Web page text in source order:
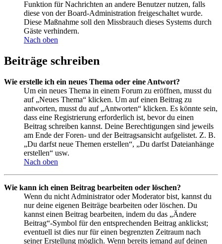
Funktion für Nachrichten an andere Benutzer nutzen, falls
diese von der Board-Administration freigeschaltet wurde.
Diese Maßnahme soll den Missbrauch dieses Systems durch
Gäste verhindern.
Nach oben
Beiträge schreiben
Wie erstelle ich ein neues Thema oder eine Antwort?
Um ein neues Thema in einem Forum zu eröffnen, musst du
auf „Neues Thema“ klicken. Um auf einen Beitrag zu
antworten, musst du auf „Antworten“ klicken. Es könnte sein,
dass eine Registrierung erforderlich ist, bevor du einen
Beitrag schreiben kannst. Deine Berechtigungen sind jeweils
am Ende der Foren- und der Beitragsansicht aufgelistet. Z. B.
„Du darfst neue Themen erstellen“, „Du darfst Dateianhänge
erstellen“ usw.
Nach oben
Wie kann ich einen Beitrag bearbeiten oder löschen?
Wenn du nicht Administrator oder Moderator bist, kannst du
nur deine eigenen Beiträge bearbeiten oder löschen. Du
kannst einen Beitrag bearbeiten, indem du das „Ändere
Beitrag“-Symbol für den entsprechenden Beitrag anklickst;
eventuell ist dies nur für einen begrenzten Zeitraum nach
seiner Erstellung möglich. Wenn bereits jemand auf deinen